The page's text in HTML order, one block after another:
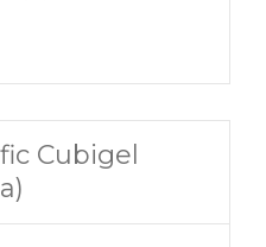
Cubigel